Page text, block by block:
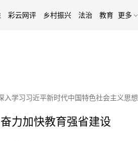
彩云网评 乡村振兴 法治 教育 更多
入学习习近平新时代中国特色社会主义思想
奋力加快教育强省建设